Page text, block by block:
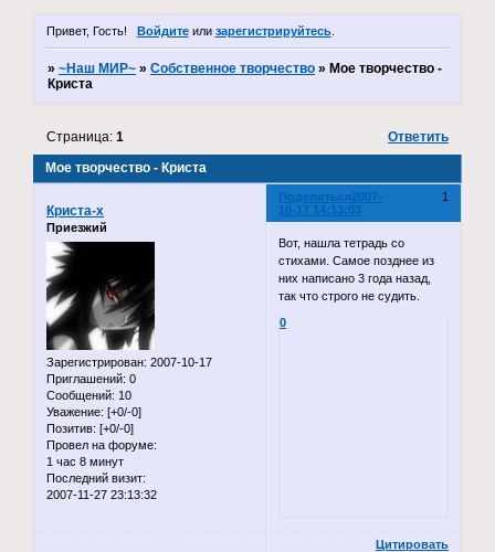
Привет, Гость! Войдитеили зарегистрируйтесь.
»~Наш МИР~ »Собственное творчество » Мое творчество -
Криста
Мое творчество - Криста
Страница:1 Ответить
Поделиться 1
2007-
10-17 14:13:03
Криста-x
Приезжий
Зарегистрирован: 2007-10-17
Приглашений: 0
Сообщений: 10
Уважение: [+0/-0]
Позитив: [+0/-0]
Провел на форуме:
1 час 8 минут
Последний визит:
2007-11-27 23:13:32
Вот, нашла тетрадь со
стихами. Самое позднее из
них написано 3 года назад,
так что строго не судить.
0
Цитировать